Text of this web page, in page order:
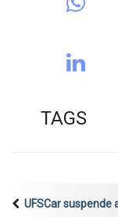
TAGS
UFSCar suspende